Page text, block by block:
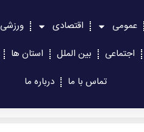
عمومی اقتصادی ورزشی
اجتماعی بین الملل استان ها
تماس با ما
درباره ما